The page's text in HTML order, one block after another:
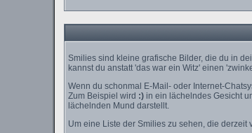
Smilies sind kleine grafische Bilder, die du in
kannst du anstatt 'das war ein Witz' einen
Wenn du schonmal E-Mail- oder Internet-
Zum Beispiel wird :)in ein lächelndes Gesicht
lächelnden Mund darstellt.
Um eine Liste der Smilies zu sehen, die derzeit